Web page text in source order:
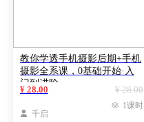
教你学透手机摄影后期+手机
摄影全系课，0基础开始·入
门到进阶
¥ 28.00
¥ 28.00
 千启
 1课时